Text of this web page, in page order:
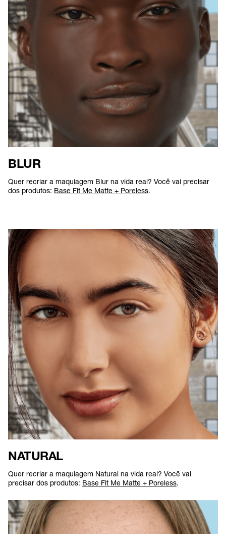
BLUR
Quer recriar a maquiagem Blur na vida real? Você vai precisar
dos produtos: Base Fit Me Matte + Poreless.
NATURAL
Quer recriar a maquiagem Natural na vida real? Você vai
precisar dos produtos: Base Fit Me Matte + Poreless.